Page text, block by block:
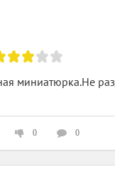
миниатюрка.Не
0 0